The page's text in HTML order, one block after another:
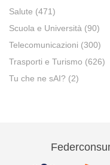
Salute (471)
Scuola e Università (90)
Telecomunicazioni (300)
Trasporti e Turismo (626)
Tu che ne sAI? (2)